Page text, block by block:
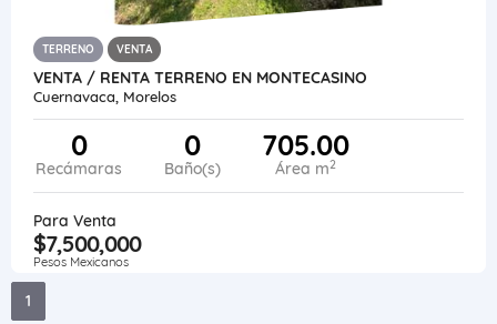
TERRENO VENTA
VENTA / RENTA TERRENO EN MONTECASINO
Cuernavaca, Morelos
0
Recámaras
0
Baño(s)
705.00
Área m2
Para Venta
$7,500,000
Pesos Mexicanos
1